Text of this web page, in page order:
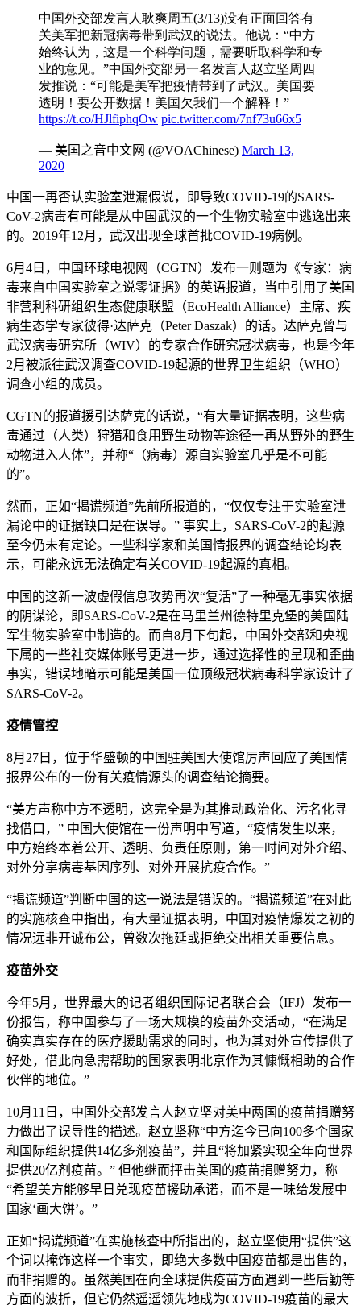
中国外交部发言人耿爽周五(3/13)没有正面回答有
关美军把新冠病毒带到武汉的说法。他说：“中方
始终认为，这是一个科学问题，需要听取科学和专
业的意见。”中国外交部另一名发言人赵立坚周四
发推说：“可能是美军把疫情带到了武汉。美国要
透明！要公开数据！美国欠我们一个解释！”
https://t.co/HJlfiphqOw pic.twitter.com/7nf73u66x5
— 美国之音中文网 (@VOAChinese) March 13,
2020
中国一再否认实验室泄漏假说，即导致COVID-19的SARS-
CoV-2病毒有可能是从中国武汉的一个生物实验室中逃逸出来
的。2019年12月，武汉出现全球首批COVID-19病例。
6月4日，中国环球电视网（CGTN）发布一则题为《专家：病
毒来自中国实验室之说零证据》的英语报道，当中引用了美国
非营利科研组织生态健康联盟（EcoHealth Alliance）主席、疾
病生态学专家彼得·达萨克（Peter Daszak）的话。达萨克曾与
武汉病毒研究所（WIV）的专家合作研究冠状病毒，也是今年
2月被派往武汉调查COVID-19起源的世界卫生组织（WHO）
调查小组的成员。
CGTN的报道援引达萨克的话说，“有大量证据表明，这些病
毒通过（人类）狩猎和食用野生动物等途径一再从野外的野生
动物进入人体”，并称“（病毒）源自实验室几乎是不可能
的”。
然而，正如“揭谎频道”先前所报道的，“仅仅专注于实验室泄
漏论中的证据缺口是在误导。” 事实上，SARS-CoV-2的起源
至今仍未有定论。一些科学家和美国情报界的调查结论均表
示，可能永远无法确定有关COVID-19起源的真相。
中国的这新一波虚假信息攻势再次“复活”了一种毫无事实依据
的阴谋论，即SARS-CoV-2是在马里兰州德特里克堡的美国陆
军生物实验室中制造的。而自8月下旬起，中国外交部和央视
下属的一些社交媒体账号更进一步，通过选择性的呈现和歪曲
事实，错误地暗示可能是美国一位顶级冠状病毒科学家设计了
SARS-CoV-2。
疫情管控
8月27日，位于华盛顿的中国驻美国大使馆厉声回应了美国情
报界公布的一份有关疫情源头的调查结论摘要。
“美方声称中方不透明，这完全是为其推动政治化、污名化寻
找借口，” 中国大使馆在一份声明中写道，“疫情发生以来，
中方始终本着公开、透明、负责任原则，第一时间对外介绍、
对外分享病毒基因序列、对外开展抗疫合作。”
“揭谎频道”判断中国的这一说法是错误的。“揭谎频道”在对此
的实施核查中指出，有大量证据表明，中国对疫情爆发之初的
情况远非开诚布公，曾数次拖延或拒绝交出相关重要信息。
疫苗外交
今年5月，世界最大的记者组织国际记者联合会（IFJ）发布一
份报告，称中国参与了一场大规模的疫苗外交活动，“在满足
确实真实存在的医疗援助需求的同时，也为其对外宣传提供了
好处，借此向急需帮助的国家表明北京作为其慷慨相助的合作
伙伴的地位。”
10月11日，中国外交部发言人赵立坚对美中两国的疫苗捐赠努
力做出了误导性的描述。赵立坚称“中方迄今已向100多个国家
和国际组织提供14亿多剂疫苗”，并且“将加紧实现全年向世界
提供20亿剂疫苗。” 但他继而抨击美国的疫苗捐赠努力，称
“希望美方能够早日兑现疫苗援助承诺，而不是一味给发展中
国家‘画大饼’。”
正如“揭谎频道”在实施核查中所指出的，赵立坚使用“提供”这
个词以掩饰这样一个事实，即绝大多数中国疫苗都是出售的，
而非捐赠的。虽然美国在向全球提供疫苗方面遇到一些后勤等
方面的波折，但它仍然遥遥领先地成为COVID-19疫苗的最大